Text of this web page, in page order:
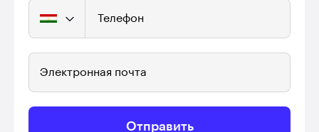
Телефон
Электронная почта
Отправить